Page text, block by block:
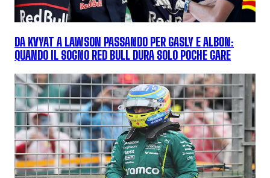
DA KVYAT A LAWSON PASSANDO PER GASLY E ALBON:
QUANDO IL SOGNO RED BULL DURA SOLO POCHE GARE